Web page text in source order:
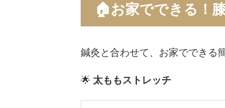
🏠お家でできる！
鍼灸と合わせて、お家でできる
🌟 太ももストレッチ